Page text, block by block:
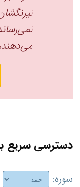
دسترسی سریع
سوره: